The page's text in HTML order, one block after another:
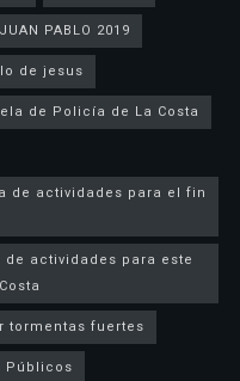
PABLO 2019
de jesus
de actividades para el fin
de actividades para este
tormentas fuertes
Públicos